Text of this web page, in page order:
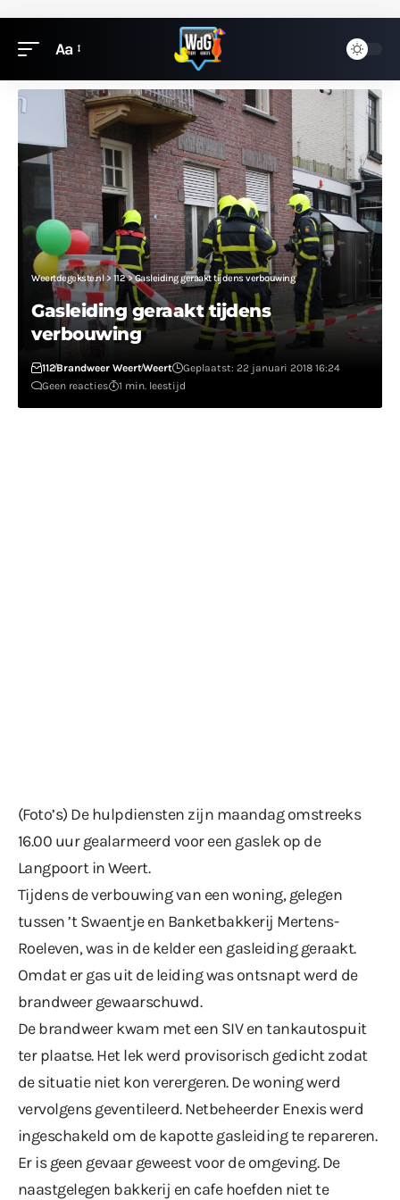
Aa
Weertdegekste.nl> 112>Gasleiding geraakt tijdens verbouwing
Gasleiding geraakt tijdens
verbouwing
112Brandweer WeertWeert
Geplaatst: 22 januari 2018 16:24
Geen reacties
1 min. leestijd
(Foto’s) De hulpdiensten zijn maandag omstreeks
16.00 uur gealarmeerd voor een gaslek op de
Langpoort in Weert.
Tijdens de verbouwing van een woning, gelegen
tussen ’t Swaentje en Banketbakkerij Mertens-
Roeleven, was in de kelder een gasleiding geraakt.
Omdat er gas uit de leiding was ontsnapt werd de
brandweer gewaarschuwd.
De brandweer kwam met een SIV en tankautospuit
ter plaatse. Het lek werd provisorisch gedicht zodat
de situatie niet kon verergeren. De woning werd
vervolgens geventileerd. Netbeheerder Enexis werd
ingeschakeld om de kapotte gasleiding te repareren.
Er is geen gevaar geweest voor de omgeving. De
naastgelegen bakkerij en cafe hoefden niet te